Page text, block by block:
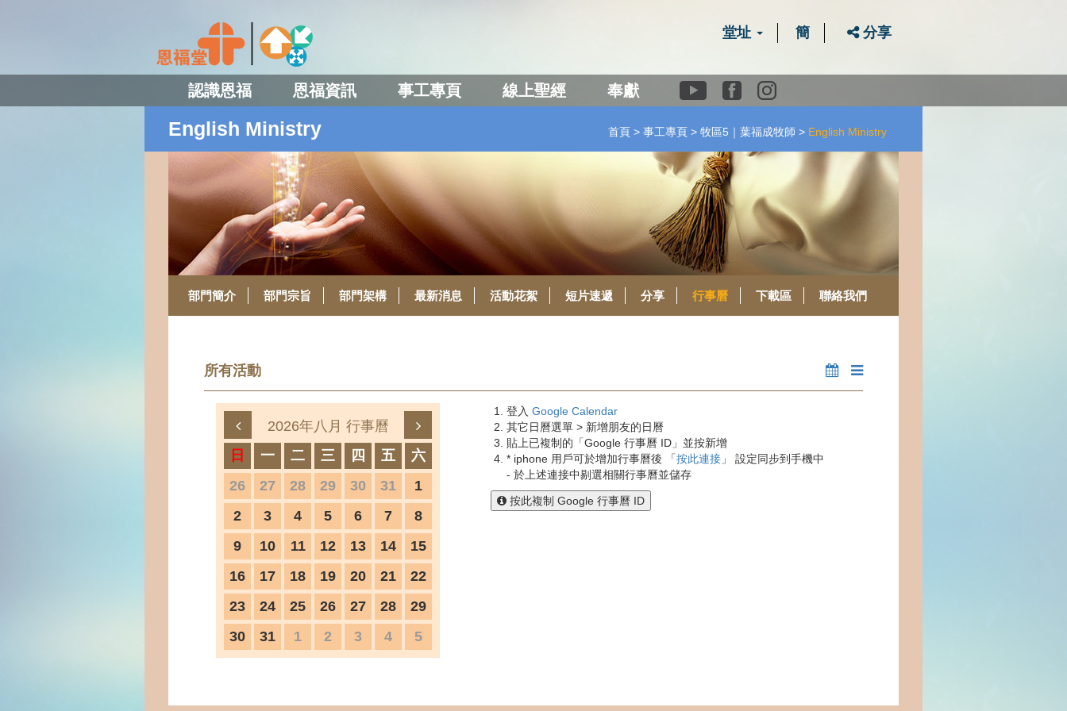
堂址 簡 分享
認識恩福 恩福資訊 事工專頁 線上聖經 奉獻
YoutubeFacebook
English Ministry 首頁 事工專頁 牧區5｜葉福成牧師 English Ministry
部門簡介 部門宗旨 部門架構 最新消息 活動花絮 短片速遞 分享 行事曆 下載區 聯絡我們
所有活動
2026年八月 行事曆
日
一 二 三 四 五
六
26
27 28 29 30 31
1
2
3 4 5 6 7
8
9
10 11 12 13 14
15
16
17 18 19 20 21
22
23
24 25 26 27 28
29
30
31 1 2 3 4 5
登入 Google Calendar
其它日曆選單 > 新增朋友的日曆
貼上已複制的「Google 行事曆 ID」並按新增
* iphone 用戶可於增加行事曆後 「按此連接」 設定同步到手機中
- 於上述連接中剔選相關行事曆並儲存
按此複制 Google 行事曆 ID